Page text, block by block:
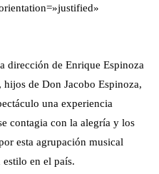
dirección de Enrique Espinoza
de Don Jacobo Espinoza,
una experiencia
contagia con la alegría y los
esta agrupación musical
estilo en el país.